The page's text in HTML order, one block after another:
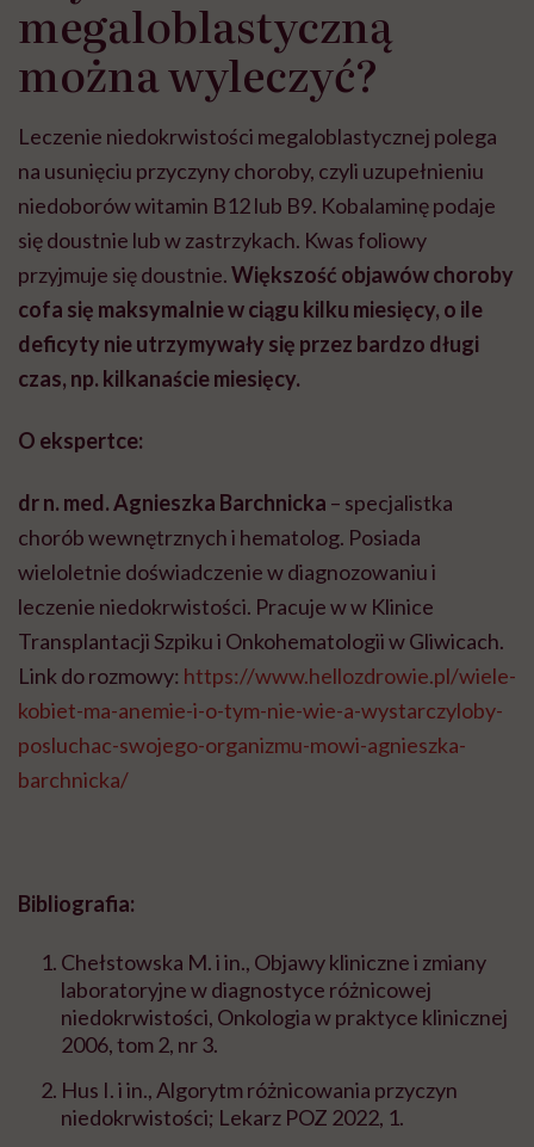
megaloblastyczną
można wyleczyć?
Leczenie niedokrwistości megaloblastycznej polega
na usunięciu przyczyny choroby, czyli uzupełnieniu
niedoborów witamin B12 lub B9. Kobalaminę podaje
się doustnie lub w zastrzykach. Kwas foliowy
przyjmuje się doustnie.Większość objawów choroby
cofa się maksymalnie w ciągu kilku miesięcy, o ile
deficyty nie utrzymywały się przez bardzo długi
czas, np. kilkanaście miesięcy.
O ekspertce:
dr n. med. Agnieszka Barchnicka – specjalistka
chorób wewnętrznych i hematolog. Posiada
wieloletnie doświadczenie w diagnozowaniu i
leczenie niedokrwistości. Pracuje w w Klinice
Transplantacji Szpiku i Onkohematologii w Gliwicach.
Link do rozmowy: https://www.hellozdrowie.pl/wiele-
kobiet-ma-anemie-i-o-tym-nie-wie-a-wystarczyloby-
posluchac-swojego-organizmu-mowi-agnieszka-
barchnicka/
Bibliografia:
Chełstowska M. i in., Objawy kliniczne i zmiany
laboratoryjne w diagnostyce różnicowej
niedokrwistości, Onkologia w praktyce klinicznej
2006, tom 2, nr 3.
Hus I. i in., Algorytm różnicowania przyczyn
niedokrwistości; Lekarz POZ 2022, 1.